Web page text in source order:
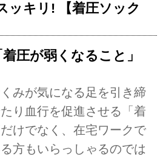
ッキリ! 【着圧ソック
圧が弱くなること」
みが気になる足を引き締
り⾎⾏を促進させる「着
けでなく、在宅ワークで
方もいらっしゃるのでは